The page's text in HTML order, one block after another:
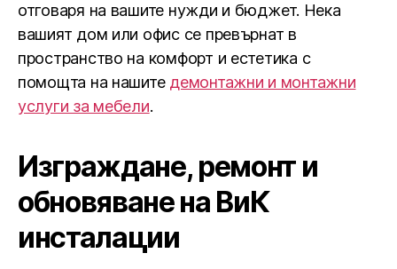
отговаря на вашите нужди и бюджет. Нека
вашият дом или офис се превърнат в
пространство на комфорт и естетика с
помощта на нашите демонтажни и монтажни
услуги за мебели.
Изграждане, ремонт и
обновяване на ВиК
инсталации